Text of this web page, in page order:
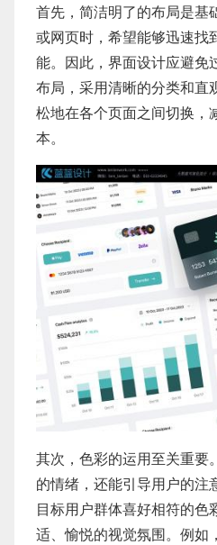
首先，简洁明了的布局是基
或网页时，希望能够迅速找
能。因此，界面设计应避免
布局，采用清晰的分类和直
松地在各个页面之间切换，
本。
其次，色彩的运用至关重要
的情绪，还能引导用户的注
目标用户群体喜好相符的色
适、愉悦的视觉氛围。例如